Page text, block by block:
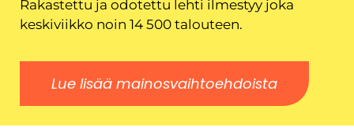
Rakastettu ja odotettu lehti ilmestyy joka
keskiviikko noin 14 500 talouteen.
Lue lisää mainosvaihtoehdoista